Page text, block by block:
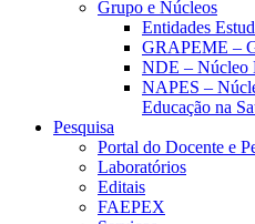
Grupo e Núcleos
Entidades
GRAPEME –
NDE – Núcleo
NAPES –
Educação na
Pesquisa
Portal do Docente e
Laboratórios
Editais
FAEPEX